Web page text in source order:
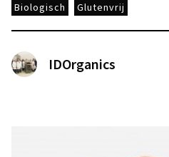
Biologisch Glutenvrij
IDOrganics